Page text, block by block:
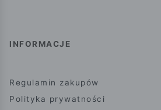
INFORMACJE
Regulamin zakupów
Polityka prywatności